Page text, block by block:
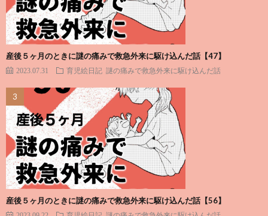
産後５ヶ月のときに謎の痛みで救急外来に駆け込んだ話【47】
2023.07.31 育児絵日記 謎の痛みで救急外来に駆け込んだ話
産後５ヶ月のときに謎の痛みで救急外来に駆け込んだ話【56】